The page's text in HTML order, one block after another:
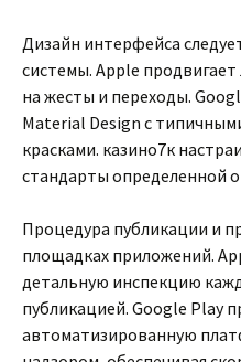
Дизайн интерфейса
системы. Apple
на жесты и переходы.
Material Design с
красками. казино7к
стандарты определенной
Процедура публикации и
площадках приложений.
детальную инспекцию
публикацией. Google Play
автоматизированную